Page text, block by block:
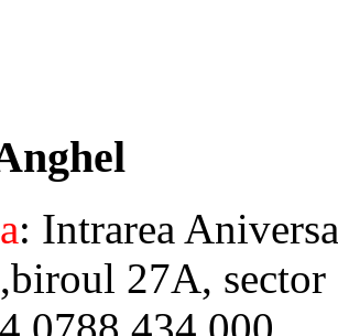
: Intrarea
27A, sector